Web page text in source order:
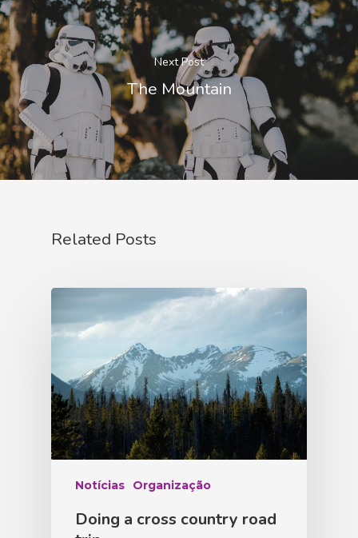
Next Post
The Mountain
Related Posts
Notícias Organização
Doing a cross country road